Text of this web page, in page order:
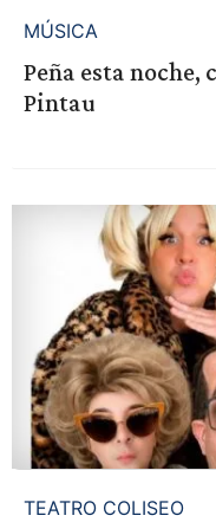
MÚSICA
Peña esta noche,
Pintau
TEATRO COLISEO